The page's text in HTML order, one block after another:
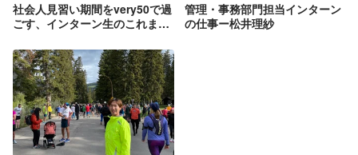
社会人見習い期間をvery50で過
ごす、インターン生のこれまで
管理・事務部門担当インターン
の仕事ー松井理紗